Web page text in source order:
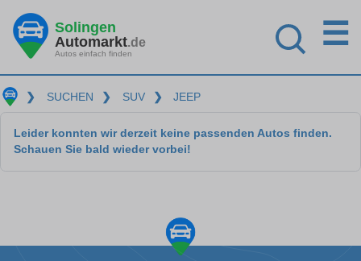
Solingen
Automarkt.de
Autos einfach finden
☰
❯ SUCHEN ❯ SUV ❯ JEEP
Leider konnten wir derzeit keine passenden Autos finden.
Schauen Sie bald wieder vorbei!